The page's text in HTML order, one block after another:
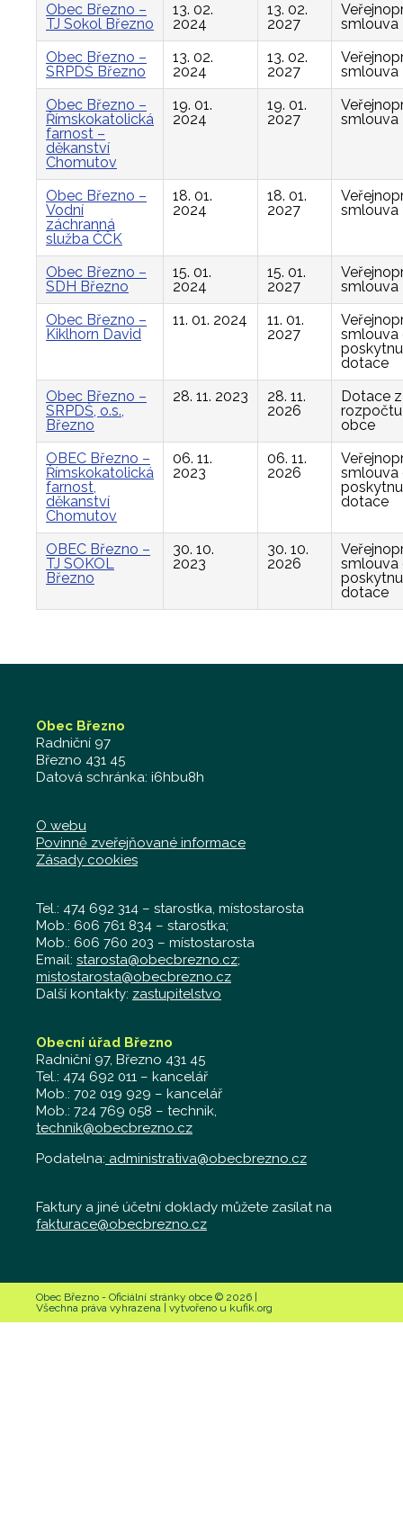
Obec Březno –
TJ Sokol Březno
13. 02.
2024
13. 02.
2027
smlouva
Obec Březno –
SRPDŠ Březno
13. 02.
2024
13. 02.
2027
smlouva
Obec Březno –
Římskokatolická
farnost –
děkanství
Chomutov
19. 01.
2024
19. 01.
2027
smlouva
Obec Březno –
Vodní
záchranná
služba ČČK
18. 01.
2024
18. 01.
2027
smlouva
Obec Březno –
SDH Březno
15. 01.
2024
15. 01.
2027
smlouva
Obec Březno –
Kiklhorn David
11. 01. 2024
11. 01.
2027
smlouva
dotace
Obec Březno –
SRPDŠ, o.s.,
Březno
28. 11. 2023
28. 11.
2026
Dotace z
rozpočtu
obce
OBEC Březno –
Římskokatolická
farnost,
děkanství
Chomutov
06. 11.
2023
06. 11.
2026
smlouva
dotace
OBEC Březno –
TJ SOKOL
Březno
30. 10.
2023
30. 10.
2026
smlouva
dotace
Obec Březno
Radniční 97
Březno 431 45
Datová schránka: i6hbu8h
O webu
Povinně zveřejňované informace
Zásady cookies
Tel.: 474 692 314 – starostka, místostarosta
Mob.: 606 761 834 – starostka;
Mob.: 606 760 203 – místostarosta
Email: starosta@obecbrezno.cz;
mistostarosta@obecbrezno.cz
Další kontakty: zastupitelstvo
Obecní úřad Březno
Radniční 97, Březno 431 45
Tel.: 474 692 011 – kancelář
Mob.: 702 019 929 – kancelář
Mob.: 724 769 058 – technik,
technik@obecbrezno.cz
Podatelna: administrativa@obecbrezno.cz
Faktury a jiné účetní doklady můžete zasílat na
fakturace@obecbrezno.cz
Obec Březno - Oficiální stránky obce © 2026 |
Všechna práva vyhrazena | vytvořeno u kufik.org